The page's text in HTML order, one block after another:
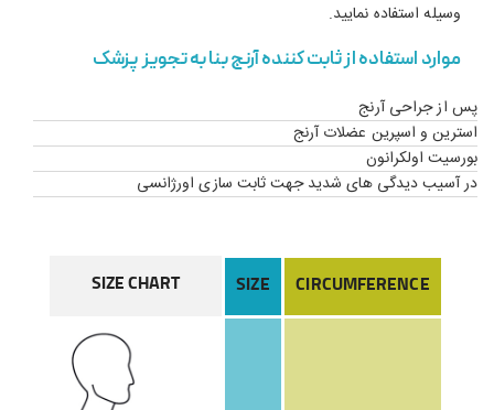
وسیله استفاده نمایید.
موارد استفاده از ثابت کننده آرنج بنا به تجویز پزشک
پس از جراحی آرنج
استرین و اسپرین عضلات آرنج
بورسیت اولکرانون
در آسیب دیدگی های شدید جهت ثابت سازی اورژانسی
SIZE CHART SIZE CIRCUMFERENCE